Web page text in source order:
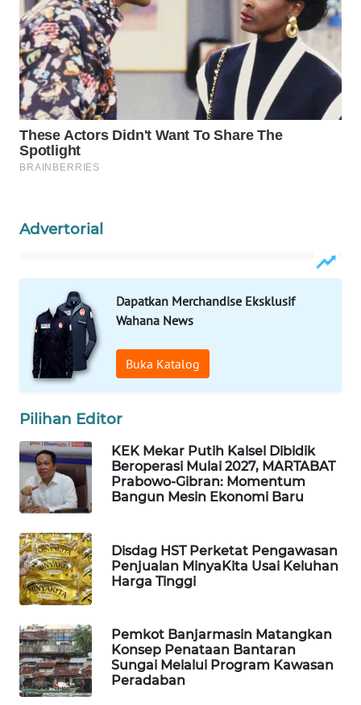
Advertorial
Dapatkan Merchandise Eksklusif
Wahana News
Buka Katalog
Pilihan Editor
KEK Mekar Putih Kalsel Dibidik
Beroperasi Mulai 2027, MARTABAT
Prabowo-Gibran: Momentum
Bangun Mesin Ekonomi Baru
Disdag HST Perketat Pengawasan
Penjualan MinyaKita Usai Keluhan
Harga Tinggi
Pemkot Banjarmasin Matangkan
Konsep Penataan Bantaran
Sungai Melalui Program Kawasan
Peradaban
WAHANA
SPORT
WAHANA
UMKM
WAHANA
SELEB
PERSONA
OTOMOTIF
WAHANA
HEALTH
WAHANA
WISATA
LAPAK
WAHANA
Network
KONSUMEN
LISTRIK
MASYARAKAT
KELISTRIKAN
WALINKI